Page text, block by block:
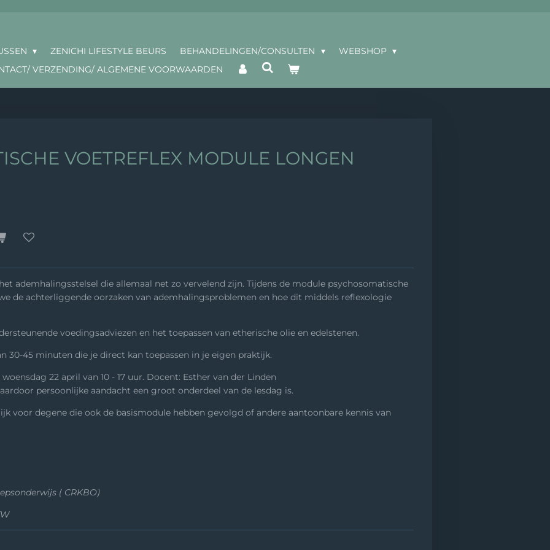
ZENICHI LIFESTYLE BEURS BEHANDELINGEN/CONSULTEN
WEBSHOP
VERZENDING/ ALGEMENE VOORWAARDEN
VOETREFLEX MODULE LONGEN
ademhalingsstelsel die allemaal net zo vervelend zijn. Tijdens de module psychosomatische
de achterliggende oorzaken van ademhalingsproblemen en hoe dit middels reflexologie
voedingsadviezen en het toepassen van etherische olie en edelstenen.
30-45 minuten die je direct kan toepassen in je eigen praktijk.
22 april van 10 - 17 uur. Docent: Esther van der Linden
persoonlijke aandacht een groot onderdeel van de lesdag is.
voor degene die ook de basismodule hebben gevolgd of andere aantoonbare kennis van
( CRKBO)